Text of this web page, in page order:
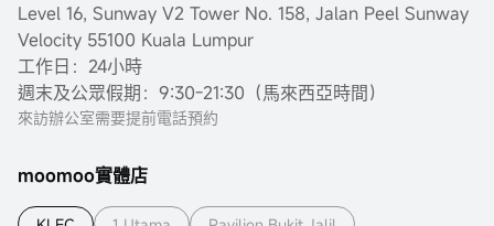
Level 16, Sunway V2 Tower No. 158, Jalan Peel Sunway
Velocity 55100 Kuala Lumpur
工作日：24小時
週末及公眾假期：9:30-21:30（馬來西亞時間）
來訪辦公室需要提前電話預約
moomoo實體店